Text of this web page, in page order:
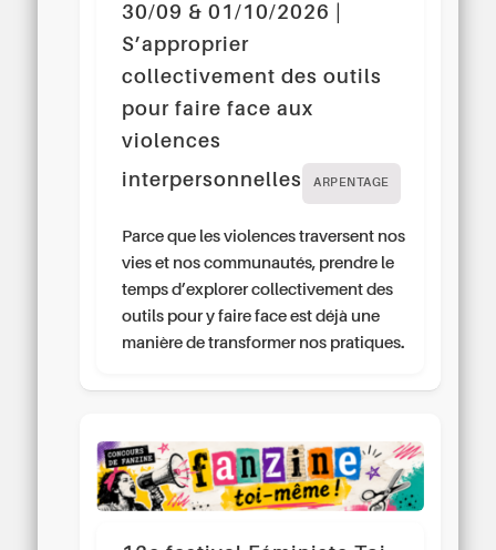
30/09 & 01/10/2026 |
S’approprier
collectivement des outils
pour faire face aux
violences
interpersonnelles
ARPENTAGE
Parce que les violences traversent nos
vies et nos communautés, prendre le
temps d’explorer collectivement des
outils pour y faire face est déjà une
manière de transformer nos pratiques.